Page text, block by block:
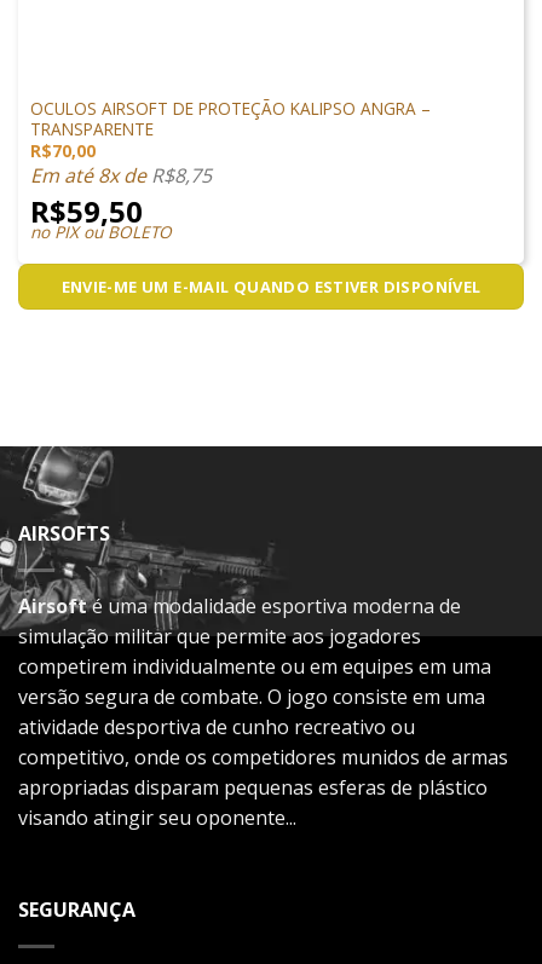
OCULOS AIRSOFT DE PROTEÇÃO KALIPSO ANGRA –
TRANSPARENTE
R$70,00
Em até 8x deR$8,75
R$59,50
no PIX ou BOLETO
ENVIE-ME UM E-MAIL QUANDO ESTIVER DISPONÍVEL
AIRSOFTS
Airsofté uma modalidade esportiva moderna de
simulação militar que permite aos jogadores
competirem individualmente ou em equipes em uma
versão segura de combate. O jogo consiste em uma
atividade desportiva de cunho recreativo ou
competitivo, onde os competidores munidos de armas
apropriadas disparam pequenas esferas de plástico
visando atingir seu oponente...
SEGURANÇA